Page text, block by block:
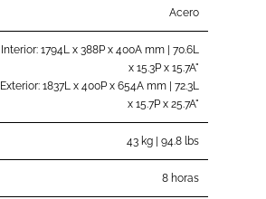
Acero
Interior: 1794L x 388P x 400A mm | 70.6L
x 15.3P x 15.7A"
Exterior: 1837L x 400P x 654A mm | 72.3L
x 15.7P x 25.7A"
43 kg | 94.8 lbs
8 horas